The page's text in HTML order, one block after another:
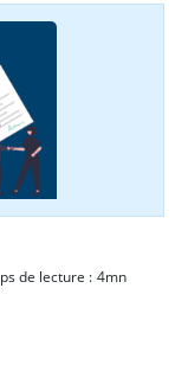
de lecture : 4mn